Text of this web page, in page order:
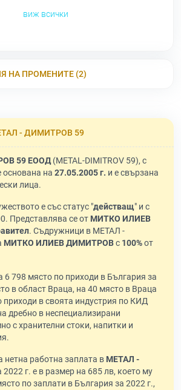
виж всички
НА ПРОМЕНИТЕ (2)
- ДИМИТРОВ 59
59 ЕООД(METAL-DIMITROV 59), с
основана на 27.05.2005 г. и е свързана
лица.
е със статус "действащ" и с
Представлява се от МИТКО ИЛИЕВ
. Съдружници в МЕТАЛ -
МИТКО ИЛИЕВ ДИМИТРОВс 100%от
6 798 място по приходи в България за
в област Враца, на 40 място в Враца
приходи в своята индустрия по КИД
дребно в неспециализирани
с хранителни стоки, напитки и
нетна работна заплата в МЕТАЛ -
2022 г. е в размер на 685 лв, което му
по заплати в България за 2022 г.,